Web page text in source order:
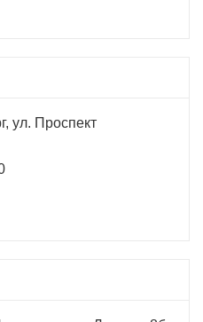
ул. Проспект